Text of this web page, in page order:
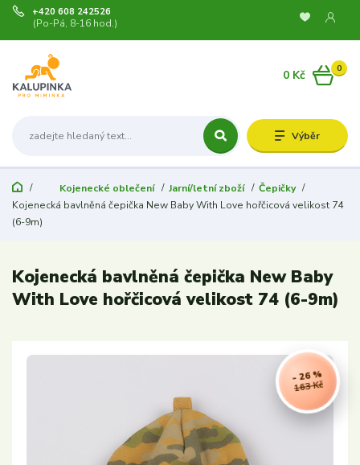
Výběr
+420 608 242526
(Po-Pá, 8-16 hod.)
0
0 Kč
Kojenecké oblečení Jarní/letní zboží
Čepičky
Kojenecká bavlněná čepička New Baby With Love hořčicová velikost 74
(6-9m)
Kojenecká bavlněná čepička New Baby
With Love hořčicová velikost 74 (6-9m)
163 Kč
- 26 %